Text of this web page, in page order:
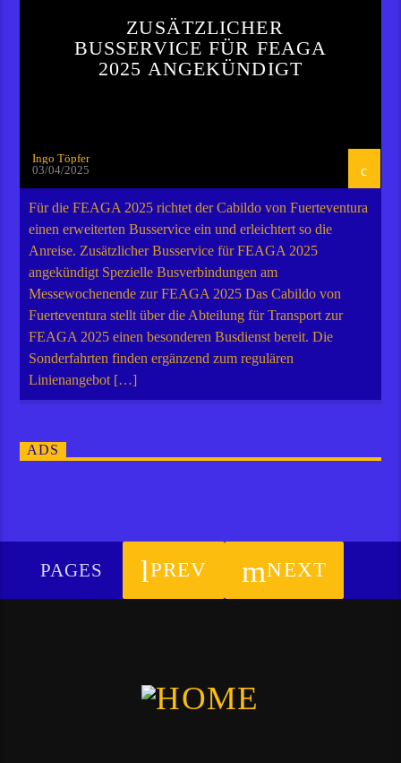
ZUSÄTZLICHER
BUSSERVICE FÜR FEAGA
2025 ANGEKÜNDIGT
Ingo Töpfer
03/04/2025
Für die FEAGA 2025 richtet der Cabildo von Fuerteventura
einen erweiterten Busservice ein und erleichtert so die
Anreise. Zusätzlicher Busservice für FEAGA 2025
angekündigt Spezielle Busverbindungen am
Messewochenende zur FEAGA 2025 Das Cabildo von
Fuerteventura stellt über die Abteilung für Transport zur
FEAGA 2025 einen besonderen Busdienst bereit. Die
Sonderfahrten finden ergänzend zum regulären
Linienangebot […]
ADS
PAGES PREV NEXT